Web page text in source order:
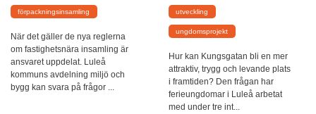
förpackningsinsamling
När det gäller de nya reglerna
om fastighetsnära insamling är
ansvaret uppdelat. Luleå
kommuns avdelning miljö och
bygg kan svara på frågor ...
utveckling
ungdomsprojekt
Hur kan Kungsgatan bli en mer
attraktiv, trygg och levande plats
i framtiden? Den frågan har
ferieungdomar i Luleå arbetat
med under tre int...